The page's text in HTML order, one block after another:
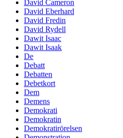
David Cameron
David Eberhard
David Fredin
David Rydell
Dawit Isaac
Dawit Isaak
De
Debatt
Debatten
Debetkort
Dem
Demens
Demokrati
Demokratin
Demokratirörelsen